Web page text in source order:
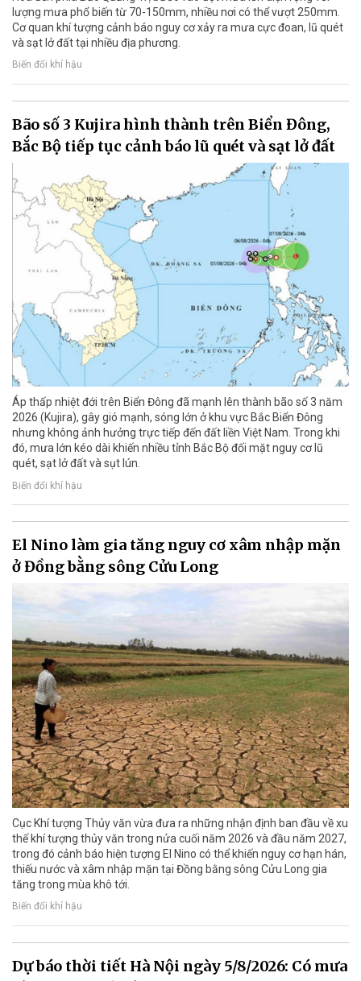
lượng mưa phổ biến từ 70-150mm, nhiều nơi có thể vượt 250mm.
Cơ quan khí tượng cảnh báo nguy cơ xảy ra mưa cực đoan, lũ quét
và sạt lở đất tại nhiều địa phương.
Biến đổi khí hậu
Bão số 3 Kujira hình thành trên Biển Đông,
Bắc Bộ tiếp tục cảnh báo lũ quét và sạt lở đất
Áp thấp nhiệt đới trên Biển Đông đã mạnh lên thành bão số 3 năm
2026 (Kujira), gây gió mạnh, sóng lớn ở khu vực Bắc Biển Đông
nhưng không ảnh hưởng trực tiếp đến đất liền Việt Nam. Trong khi
đó, mưa lớn kéo dài khiến nhiều tỉnh Bắc Bộ đối mặt nguy cơ lũ
quét, sạt lở đất và sụt lún.
Biến đổi khí hậu
El Nino làm gia tăng nguy cơ xâm nhập mặn
ở Đồng bằng sông Cửu Long
Cục Khí tượng Thủy văn vừa đưa ra những nhận định ban đầu về xu
thế khí tượng thủy văn trong nửa cuối năm 2026 và đầu năm 2027,
trong đó cảnh báo hiện tượng El Nino có thể khiến nguy cơ hạn hán,
thiếu nước và xâm nhập mặn tại Đồng bằng sông Cửu Long gia
tăng trong mùa khô tới.
Biến đổi khí hậu
Dự báo thời tiết Hà Nội ngày 5/8/2026: Có mưa